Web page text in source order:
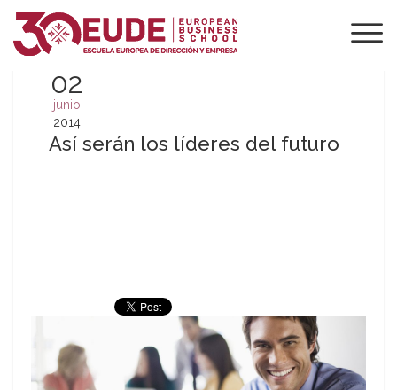
02
junio
2014
Así serán los líderes del futuro